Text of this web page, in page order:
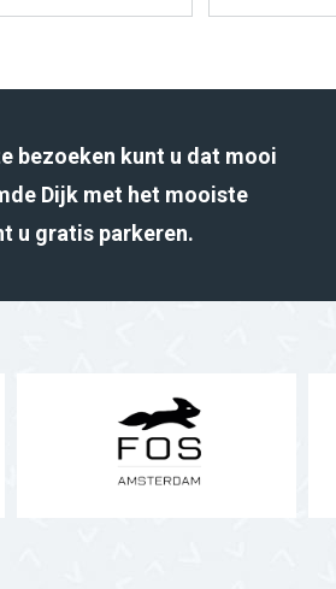
bezoeken kunt u dat mooi
Dijk met het mooiste
u gratis parkeren.